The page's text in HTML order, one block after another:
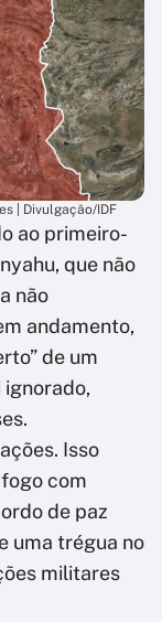
| Divulgação/IDF
ao primeiro-
que não
não
andamento,
de um
Isso
com
de paz
uma trégua no
militares